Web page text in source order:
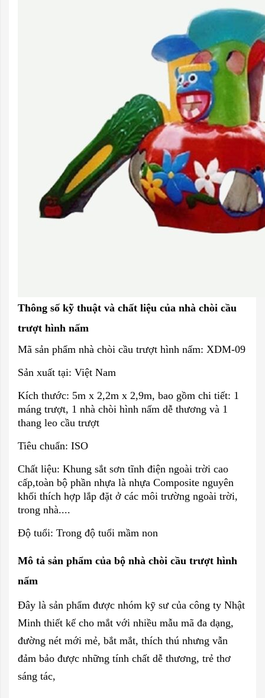
Thông số kỹ thuật và chất liệu của nhà chòi cầu
trượt hình nấm
Mã sản phẩm nhà chòi cầu trượt hình nấm: XDM-09
Sản xuất tại: Việt Nam
Kích thước: 5m x 2,2m x 2,9m, bao gồm chi tiết: 1
máng trượt, 1 nhà chòi hình nấm dễ thương và 1
thang leo cầu trượt
Tiêu chuẩn: ISO
Chất liệu: Khung sắt sơn tĩnh điện ngoài trời cao
cấp,toàn bộ phần nhựa là nhựa Composite nguyên
khối thích hợp lắp đặt ở các môi trường ngoài trời,
trong nhà....
Độ tuổi: Trong độ tuổi mầm non
Mô tả sản phẩm của bộ nhà chòi cầu trượt hình
nấm
Đây là sản phẩm được nhóm kỹ sư của công ty Nhật
Minh thiết kế cho mắt với nhiều mẫu mã đa dạng,
đường nét mới mẻ, bắt mắt, thích thú nhưng vẫn
đảm bảo được những tính chất dễ thương, trẻ thơ
sáng tác,